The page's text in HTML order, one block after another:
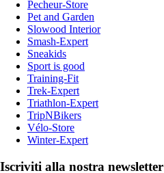
Pecheur-Store
Pet and Garden
Slowood Interior
Smash-Expert
Sneakids
Sport is good
Training-Fit
Trek-Expert
Triathlon-Expert
TripNBikers
Vélo-Store
Winter-Expert
Iscriviti alla nostra newsletter